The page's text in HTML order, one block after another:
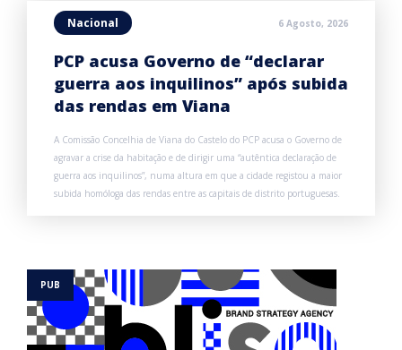
Nacional 6 Agosto, 2026
PCP acusa Governo de “declarar
guerra aos inquilinos” após subida
das rendas em Viana
A Comissão Concelhia de Viana do Castelo do PCP acusa o Governo de
agravar a crise da habitação e de dirigir uma “autêntica declaração de
guerra aos inquilinos”, numa altura em que a cidade registou a maior
subida homóloga das rendas entre as capitais de distrito portuguesas.